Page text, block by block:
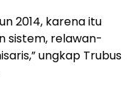
2014, karena itu
sistem, relawan-
ungkap Trubus